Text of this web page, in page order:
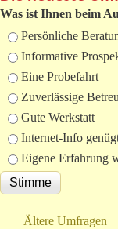
Was ist Ihnen beim
Auswahlmöglichkeiten
Persönliche
Informative
Eine Probefahrt
Zuverlässige
Gute Werkstatt
Internet-Info
Eigene Erfahrung
Ältere Umfragen